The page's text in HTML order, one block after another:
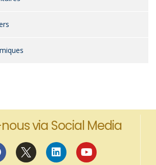
via Social Media